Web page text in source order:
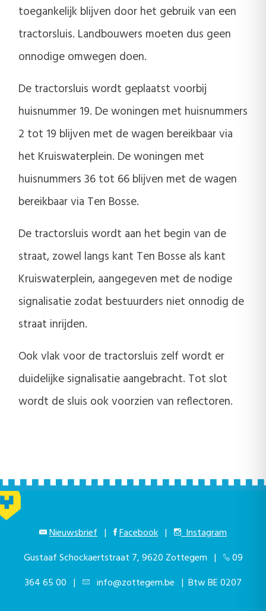
toegankelijk blijven door het gebruik van een
tractorsluis. Landbouwers moeten dus geen
onnodige omwegen doen.
De tractorsluis wordt geplaatst voorbij
huisnummer 19. De woningen met huisnummers
2 tot 19 blijven met de wagen bereikbaar via
het Kruiswaterplein. De woningen met
huisnummers 36 tot 66 blijven met de wagen
bereikbaar via Ten Bosse.
De tractorsluis wordt aan het begin van de
straat, zowel langs kant Ten Bosse als kant
Kruiswaterplein, aangegeven met de nodige
signalisatie zodat bestuurders niet onnodig de
straat inrijden.
Ook vlak voor de tractorsluis zelf wordt er
duidelijke signalisatie aangebracht. Tot slot
wordt de sluis ook voorzien van reflectoren.
Nieuwsbrief | Facebook |
Instagram
Gustaaf Schockaertstraat 7, 9620 Zottegem |
09
364 65 00 | info@zottegem.be | Btw BE 0207